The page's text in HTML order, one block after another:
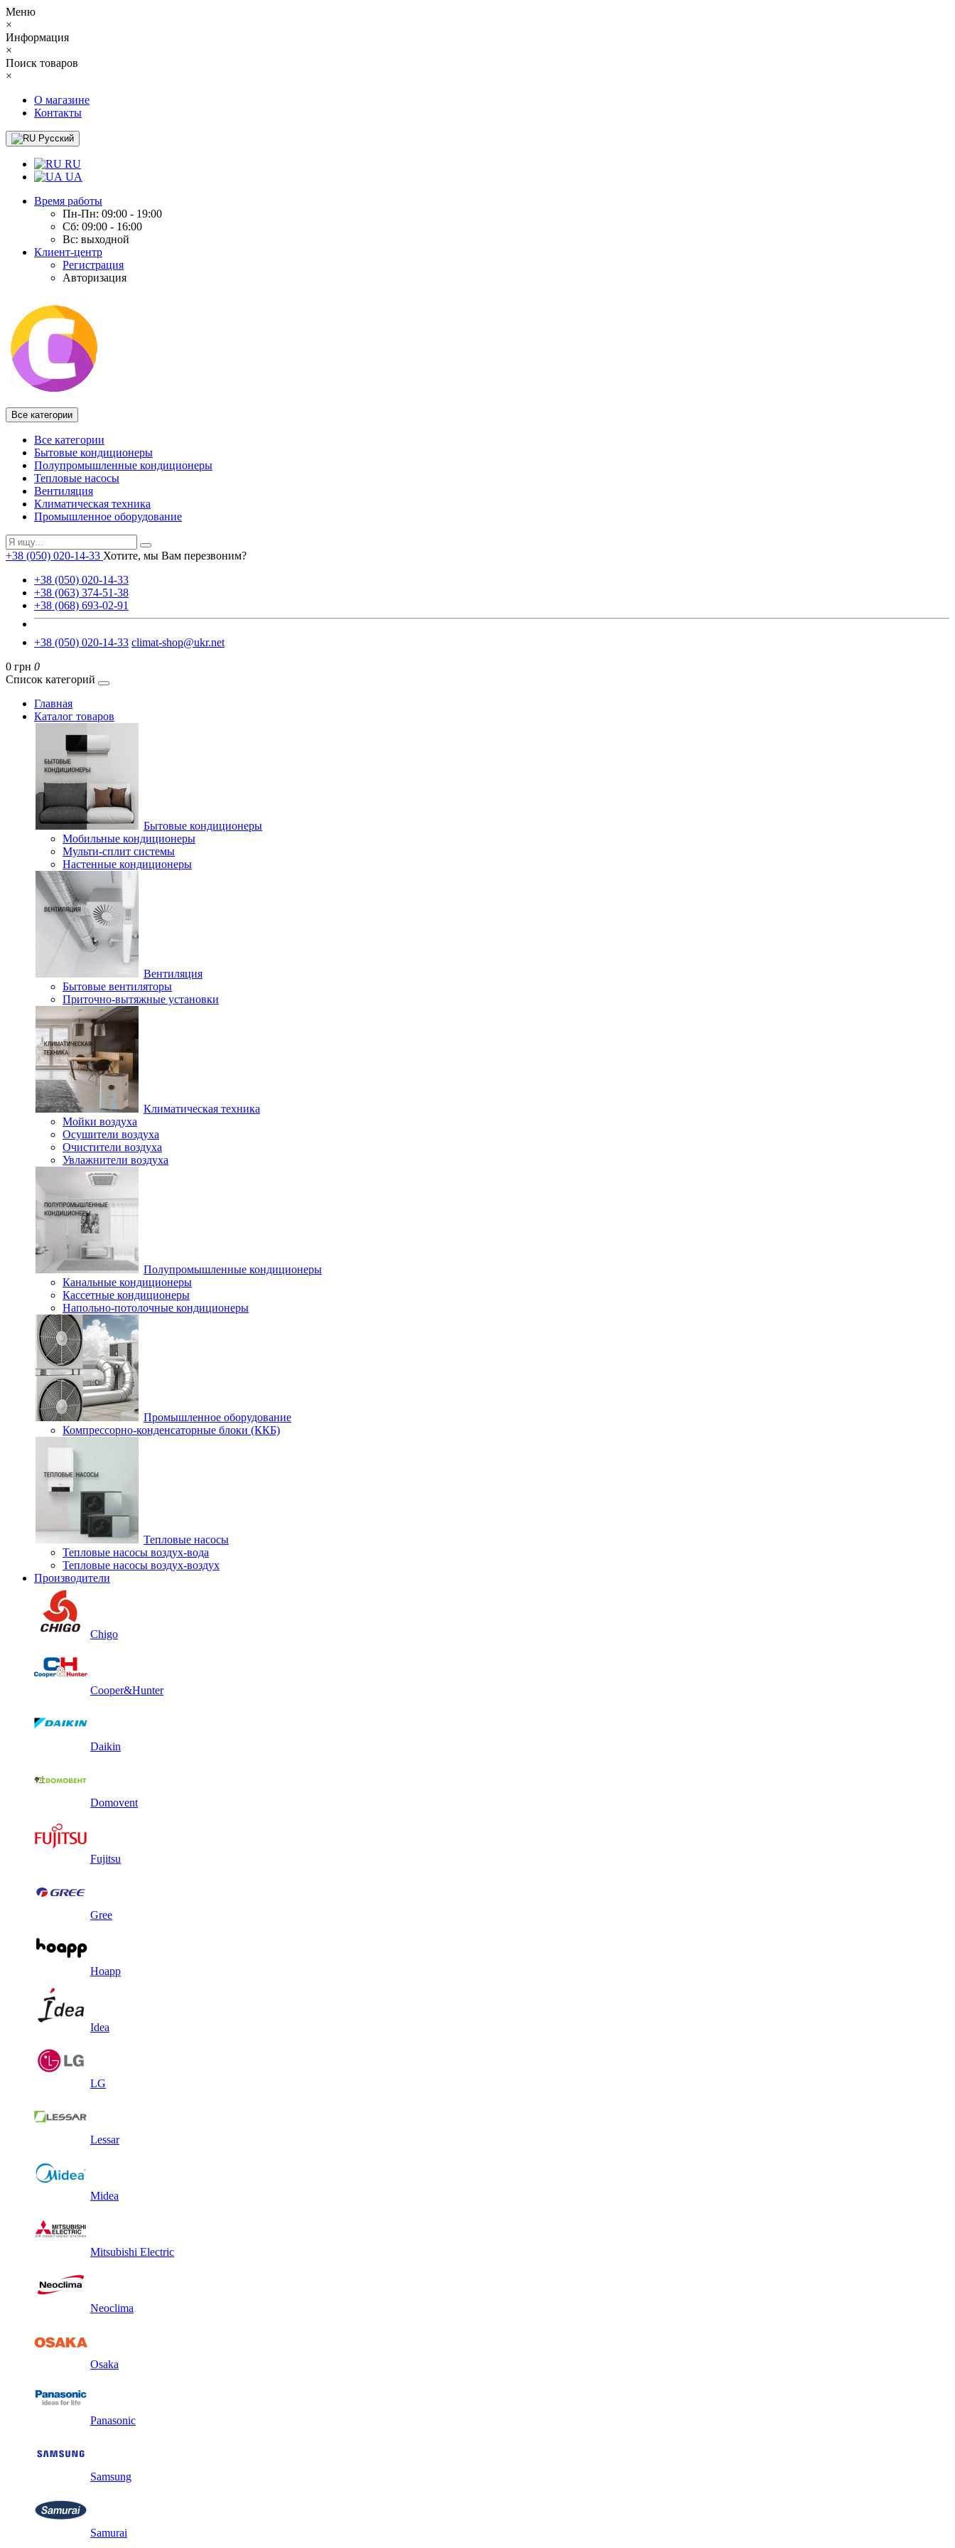
Меню
×
Информация
×
Поиск товаров
×
О магазине
Контакты
Русский
RU
UA
Время работы
Пн-Пн: 09:00 - 19:00
Сб: 09:00 - 16:00
Вс: выходной
Клиент-центр
Регистрация
Авторизация
Все категории
Все категории
Бытовые кондиционеры
Полупромышленные кондиционеры
Тепловые насосы
Вентиляция
Климатическая техника
Промышленное оборудование
+38 (050) 020-14-33 Хотите, мы Вам перезвоним?
+38 (050) 020-14-33
+38 (063) 374-51-38
+38 (068) 693-02-91
+38 (050) 020-14-33 climat-shop@ukr.net
0 грн 0
Список категорий
Главная
Каталог товаров
Бытовые кондиционеры
Мобильные кондиционеры
Мульти-сплит системы
Настенные кондиционеры
Вентиляция
Бытовые вентиляторы
Приточно-вытяжные установки
Климатическая техника
Мойки воздуха
Осушители воздуха
Очистители воздуха
Увлажнители воздуха
Полупромышленные кондиционеры
Канальные кондиционеры
Кассетные кондиционеры
Напольно-потолочные кондиционеры
Промышленное оборудование
Компрессорно-конденсаторные блоки (ККБ)
Тепловые насосы
Тепловые насосы воздух-вода
Тепловые насосы воздух-воздух
Производители
Chigo
Cooper&Hunter
Daikin
Domovent
Fujitsu
Gree
Hoapp
Idea
LG
Lessar
Midea
Mitsubishi Electric
Neoclima
Osaka
Panasonic
Samsung
Samurai